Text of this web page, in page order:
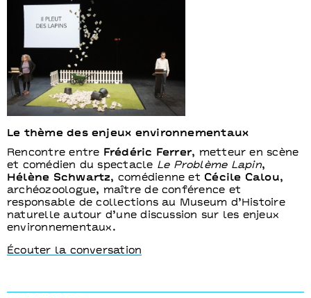
Le thème des enjeux environnementaux
Rencontre entre
Frédéric Ferrer, metteur en scène
et comédien du spectacle Le Problème Lapin,
Hélène Schwartz, comédienne et Cécile Calou,
archéozoologue, maître de conférence et
responsable de collections au Museum d’Histoire
naturelle autour d’une discussion sur les enjeux
environnementaux.
Écouter la conversation